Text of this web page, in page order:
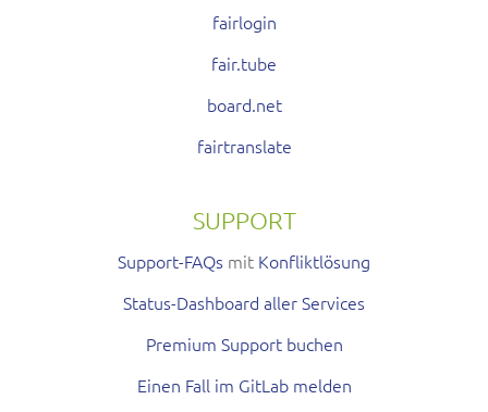
fairlogin
fair.tube
board.net
fairtranslate
SUPPORT
Support-FAQs mit Konfliktlösung
Status-Dashboard aller Services
Premium Support buchen
Einen Fall im GitLab melden